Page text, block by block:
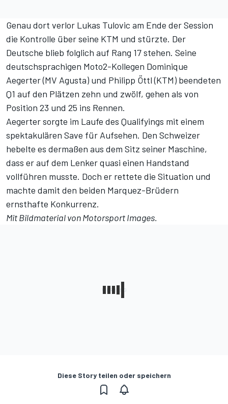
Genau dort verlor Lukas Tulovic am Ende der Session
die Kontrolle über seine KTM und stürzte. Der
Deutsche blieb folglich auf Rang 17 stehen. Seine
deutschsprachigen Moto2-Kollegen Dominique
Aegerter (MV Agusta) und Philipp Öttl (KTM) beendeten
Q1 auf den Plätzen zehn und zwölf, gehen als von
Position 23 und 25 ins Rennen.
Aegerter sorgte im Laufe des Qualifyings mit einem
spektakulären Save für Aufsehen. Den Schweizer
hebelte es dermaßen aus dem Sitz seiner Maschine,
dass er auf dem Lenker quasi einen Handstand
vollführen musste. Doch er rettete die Situation und
machte damit den beiden Marquez-Brüdern
ernsthafte Konkurrenz.
Mit Bildmaterial von Motorsport Images.
Diese Story teilen oder speichern